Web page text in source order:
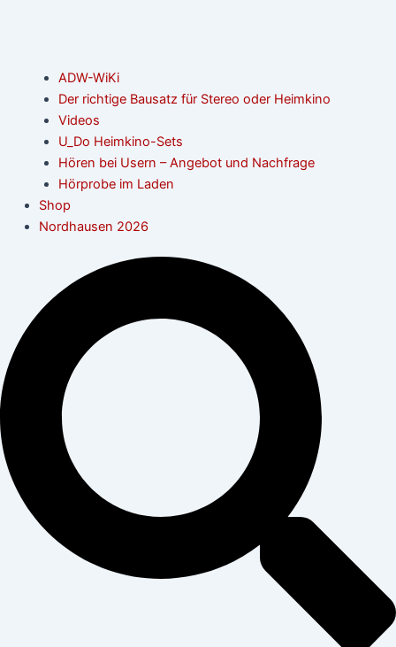
ADW-WiKi
Der richtige Bausatz für Stereo oder Heimkino
Videos
U_Do Heimkino-Sets
Hören bei Usern – Angebot und Nachfrage
Hörprobe im Laden
Shop
Nordhausen 2026